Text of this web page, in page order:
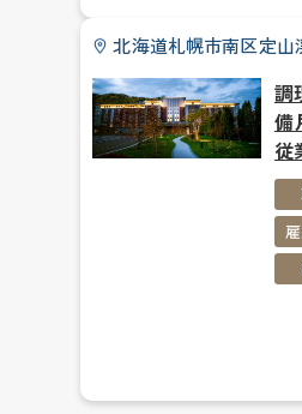
北海道札幌市南区定山
調
備
従